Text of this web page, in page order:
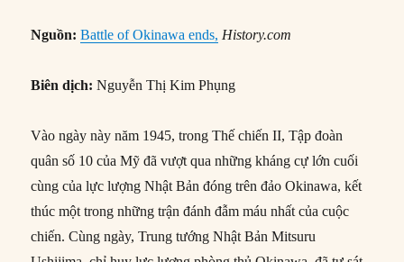
Nguồn:Battle of Okinawa ends, History.com
Biên dịch:Nguyễn Thị Kim Phụng
Vào ngày này năm 1945, trong Thế chiến II, Tập đoàn
quân số 10 của Mỹ đã vượt qua những kháng cự lớn cuối
cùng của lực lượng Nhật Bản đóng trên đảo Okinawa, kết
thúc một trong những trận đánh đẫm máu nhất của cuộc
chiến. Cùng ngày, Trung tướng Nhật Bản Mitsuru